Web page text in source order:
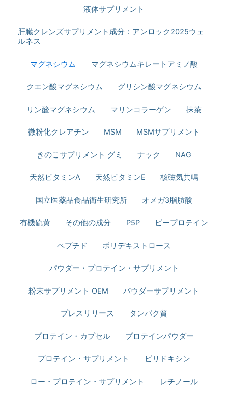
液体サプリメント
肝臓クレンズサプリメント成分：アンロック2025ウェ
ルネス
マグネシウム マグネシウムキレートアミノ酸
クエン酸マグネシウム グリシン酸マグネシウム
リン酸マグネシウム マリンコラーゲン 抹茶
微粉化クレアチン MSM MSMサプリメント
きのこサプリメント グミ ナック NAG
天然ビタミンA 天然ビタミンE 核磁気共鳴
国立医薬品食品衛生研究所 オメガ3脂肪酸
有機硫黄 その他の成分 P5P ピープロテイン
ペプチド ポリデキストロース
パウダー・プロテイン・サプリメント
粉末サプリメント OEM パウダーサプリメント
プレスリリース タンパク質
プロテイン・カプセル プロテインパウダー
プロテイン・サプリメント ピリドキシン
ロー・プロテイン・サプリメント レチノール